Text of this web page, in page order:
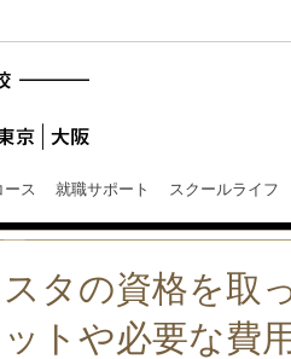
ス 就職サポート スクールライフ
タの資格を取
ットや必要な費